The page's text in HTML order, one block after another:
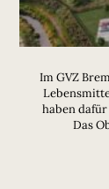
Im GVZ
haben
Das